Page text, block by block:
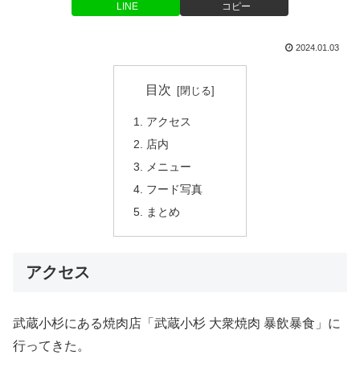
LINE コピー
2024.01.03
目次
アクセス
店内
メニュー
フード写真
まとめ
アクセス
武蔵小杉にある焼肉店「武蔵小杉 大衆焼肉 暴飲暴食」に
行ってきた。